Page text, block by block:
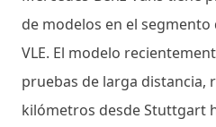
de modelos en el segmento
VLE. El modelo
pruebas de larga distancia,
kilómetros desde Stuttgart